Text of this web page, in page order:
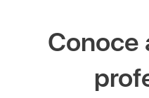
Conoce